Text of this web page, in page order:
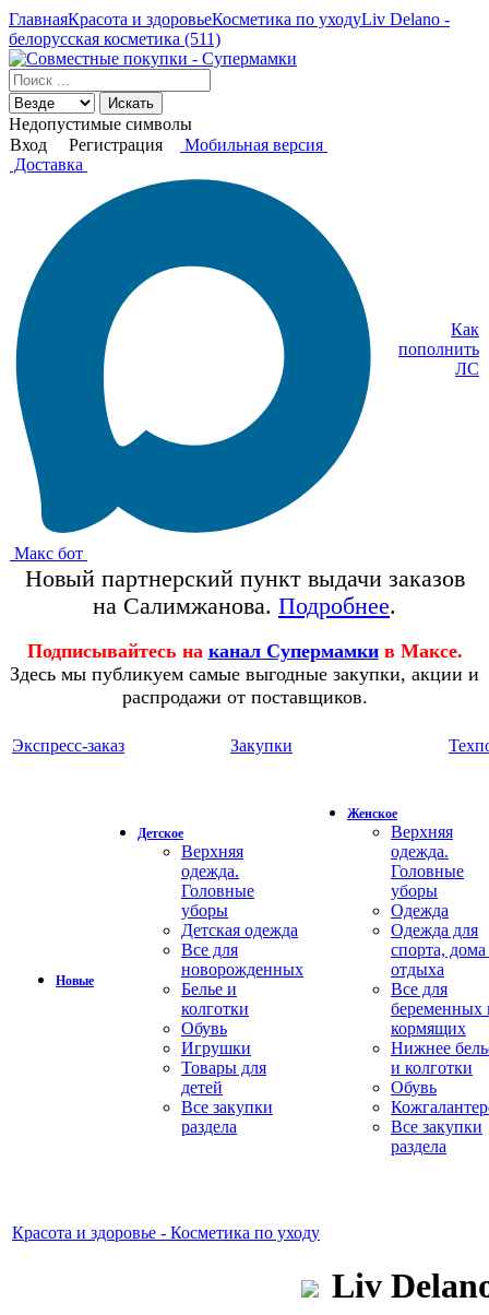
ГлавнаяКрасота и здоровьеКосметика по уходуLiv Delano -
белорусская косметика (511)
Искать
Недопустимые символы
Вход
Регистрация
Мобильная версия
Доставка
Макс бот
Как
пополнить
ЛС
Новый партнерский пункт выдачи заказов
на Салимжанова. Подробнее.
Подписывайтесь на канал Супермамки в Максе.
Здесь мы публикуем самые выгодные закупки, акции и
распродажи от поставщиков.
Экспресс-заказ Закупки
Новые
Детское
Верхняя
одежда.
Головные
уборы
Детская одежда
Все для
новорожденных
Белье и
колготки
Обувь
Игрушки
Товары для
детей
Все закупки
раздела
Женское
Верхняя
одежда.
Головные
уборы
Одежда
Одежда для
спорта,
отдыха
Все для
беременных
кормящих
Нижнее
и колготки
Обувь
Все закупки
раздела
Красота и здоровье - Косметика по уходу
Liv